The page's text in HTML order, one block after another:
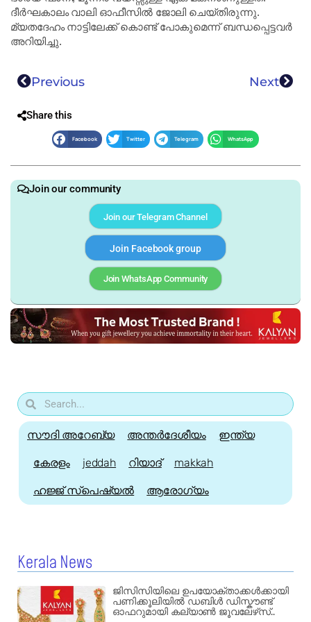
ദീർഘകാലം വാലി ഓഫീസിൽ ജോലി ചെയ്തിരുന്നു.
മ്യതദേഹം നാട്ടിലേക്ക് കൊണ്ട് പോകുമെന്ന് ബന്ധപ്പെട്ടവർ
അറിയിച്ചു.
Previous Next
Share this
Facebook Twitter Telegram WhatsApp
Join our community
Join our Telegram Channel
Join Facebook group
Join WhatsApp Community
സൗദി അറേബ്യ അന്തർദേശീയം ഇന്ത്യ
കേരളം jeddah റിയാദ് makkah
ഹജ്ജ്‌ സ്പെഷ്യൽ ആരോഗ്യം
Kerala News
ജിസിസിയിലെ ഉപയോക്താക്കൾക്കായി
പണിക്കൂലിയിൽ ഡബിൾ ഡിസ്കൗണ്ട്
ഓഫറുമായി കല്യാൺ ജൂവലേഴ്‌സ്..